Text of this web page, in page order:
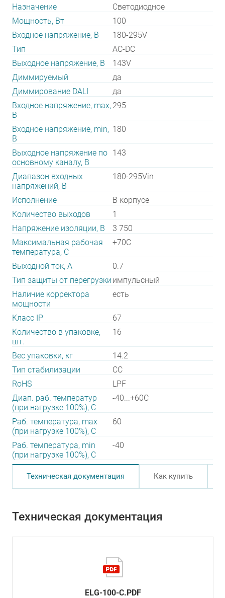
Назначение
Светодиодное
Мощность, Вт
100
Входное напряжение, В
180-295V
Тип
AC-DC
Выходное напряжение, В
143V
Диммируемый
да
Диммирование DALI
да
Входное напряжение, max,
В
295
Входное напряжение, min,
В
180
Выходное напряжение по
основному каналу, В
143
Диапазон входных
напряжений, В
180-295Vin
Исполнение
В корпусе
Количество выходов
1
Напряжение изоляции, В
3 750
Максимальная рабочая
температура, C
+70C
Выходной ток, А
0.7
Тип защиты от перегрузки импульсный
Наличие корректора
мощности
есть
Класс IP
67
Количество в упаковке,
шт.
16
Вес упаковки, кг
14.2
Тип стабилизации
CC
RoHS
LPF
Диап. раб. температур
(при нагрузке 100%), C
-40...+60C
Раб. температура, max
(при нагрузке 100%), C
60
Раб. температура, min
(при нагрузке 100%), C
-40
Техническая документация Как купить
Техническая документация
ELG-100-C.PDF